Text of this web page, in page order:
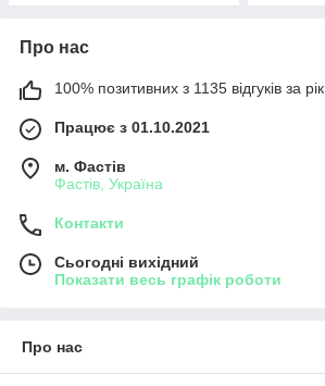
Про нас
100% позитивних з 1135 відгуків за рік
Працює з 01.10.2021
м. Фастів
Фастів, Україна
Контакти
Сьогодні вихідний
Показати весь графік роботи
Про нас